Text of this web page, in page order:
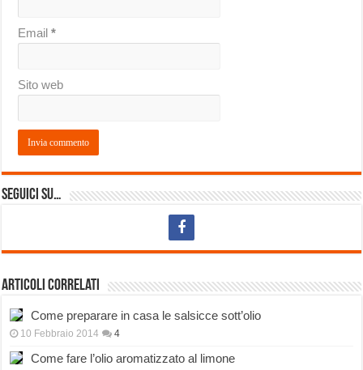
Email*
Sito web
Seguici su…
Articoli correlati
Come preparare in casa le salsicce sott’olio
10 Febbraio 2014 4
Come fare l’olio aromatizzato al limone